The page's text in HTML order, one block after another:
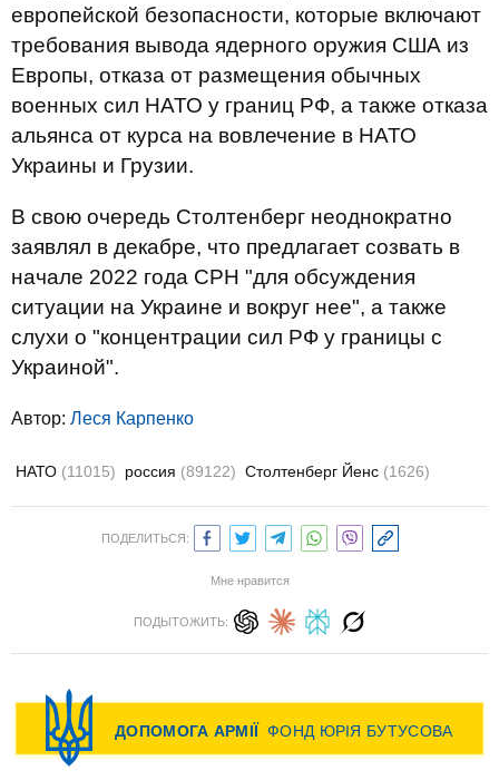
европейской безопасности, которые включают
требования вывода ядерного оружия США из
Европы, отказа от размещения обычных
военных сил НАТО у границ РФ, а также отказа
альянса от курса на вовлечение в НАТО
Украины и Грузии.
В свою очередь Столтенберг неоднократно
заявлял в декабре, что предлагает созвать в
начале 2022 года СРН "для обсуждения
ситуации на Украине и вокруг нее", а также
слухи о "концентрации сил РФ у границы с
Украиной".
Автор: Леся Карпенко
НАТО (11015) россия (89122) Столтенберг Йенс (1626)
ПОДЕЛИТЬСЯ:
Мне нравится
ПОДЫТОЖИТЬ: